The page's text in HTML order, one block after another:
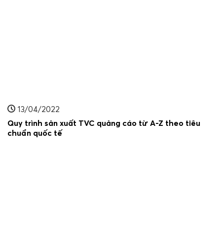
13/04/2022
Quy trình sản xuất TVC quảng cáo từ A-Z theo tiêu
chuẩn quốc tế